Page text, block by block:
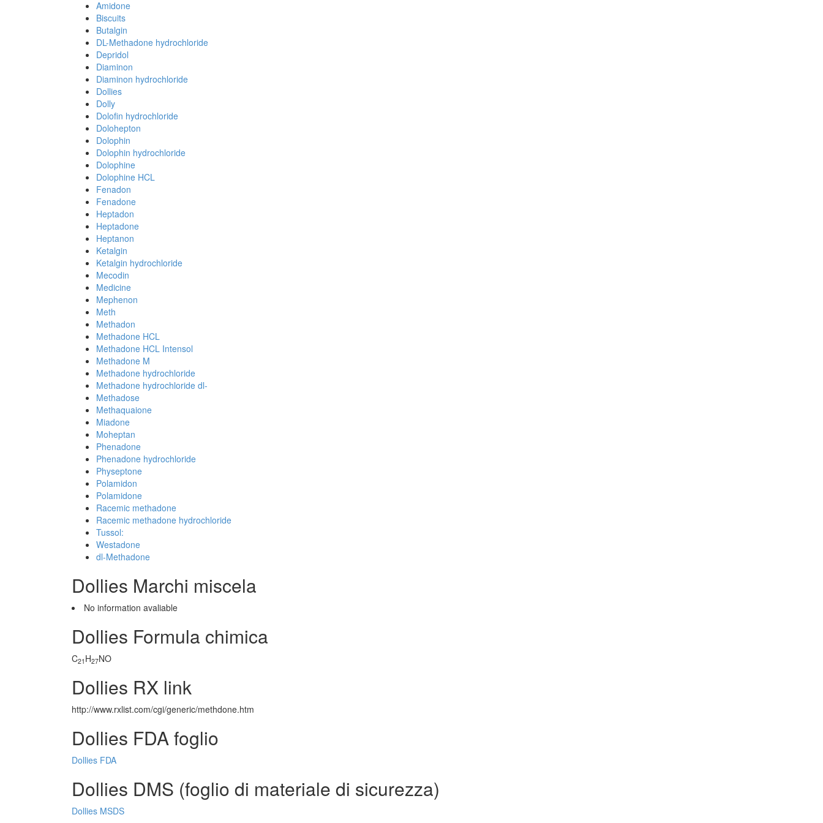
Amidone
Biscuits
Butalgin
DL-Methadone hydrochloride
Depridol
Diaminon
Diaminon hydrochloride
Dollies
Dolly
Dolofin hydrochloride
Dolohepton
Dolophin
Dolophin hydrochloride
Dolophine
Dolophine HCL
Fenadon
Fenadone
Heptadon
Heptadone
Heptanon
Ketalgin
Ketalgin hydrochloride
Mecodin
Medicine
Mephenon
Meth
Methadon
Methadone HCL
Methadone HCL Intensol
Methadone M
Methadone hydrochloride
Methadone hydrochloride dl-
Methadose
Methaquaione
Miadone
Moheptan
Phenadone
Phenadone hydrochloride
Physeptone
Polamidon
Polamidone
Racemic methadone
Racemic methadone hydrochloride
Tussol:
Westadone
dl-Methadone
Dollies Marchi miscela
No information avaliable
Dollies Formula chimica
C21 H27NO
Dollies RX link
http://www.rxlist.com/cgi/generic/methdone.htm
Dollies FDA foglio
Dollies FDA
Dollies DMS (foglio di materiale di sicurezza)
Dollies MSDS